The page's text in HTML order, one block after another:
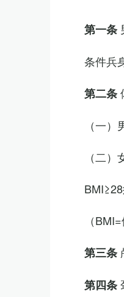
第一条
条件兵
第二条
（一
（二
（
第三条
第四条